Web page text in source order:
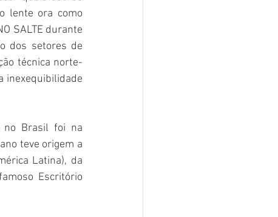
lente ora como
SALTE durante
dos setores de
técnica norte-
inexequibilidade
no Brasil foi na
teve origem a
Latina), da
Escritório